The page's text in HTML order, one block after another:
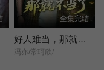
全集完结
好人难当，那就不当了
冯亦/常珂欣/